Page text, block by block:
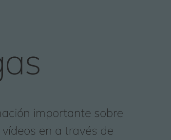
importante sobre
en a través de